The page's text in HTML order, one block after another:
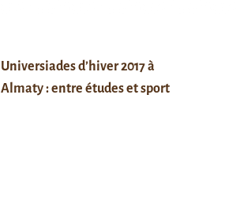
Universiades d’hiver 2017 à
Almaty : entre études et sport